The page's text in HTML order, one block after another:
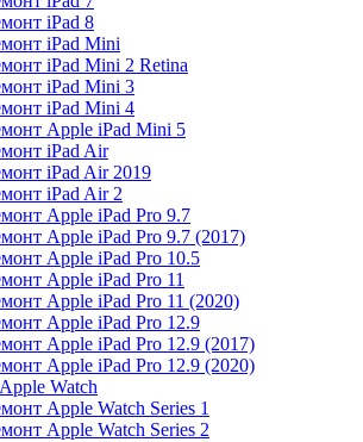
iPad 8
iPad Mini
iPad Mini 2 Retina
iPad Mini 3
iPad Mini 4
Apple iPad Mini 5
iPad Air
iPad Air 2019
iPad Air 2
Apple iPad Pro 9.7
Apple iPad Pro 9.7 (2017)
Apple iPad Pro 10.5
Apple iPad Pro 11
Apple iPad Pro 11 (2020)
Apple iPad Pro 12.9
Apple iPad Pro 12.9 (2017)
Apple iPad Pro 12.9 (2020)
Watch
Apple Watch Series 1
Apple Watch Series 2